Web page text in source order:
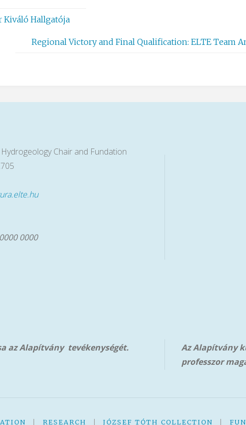
Kiváló Hallgatója
Regional Victory and Final Qualification: ELTE Team
Chair and Fundation
0000
az Alapítvány tevékenységét.
Az Alapítvány
professzor
RESEARCH JÓZSEF TÓTH COLLECTION